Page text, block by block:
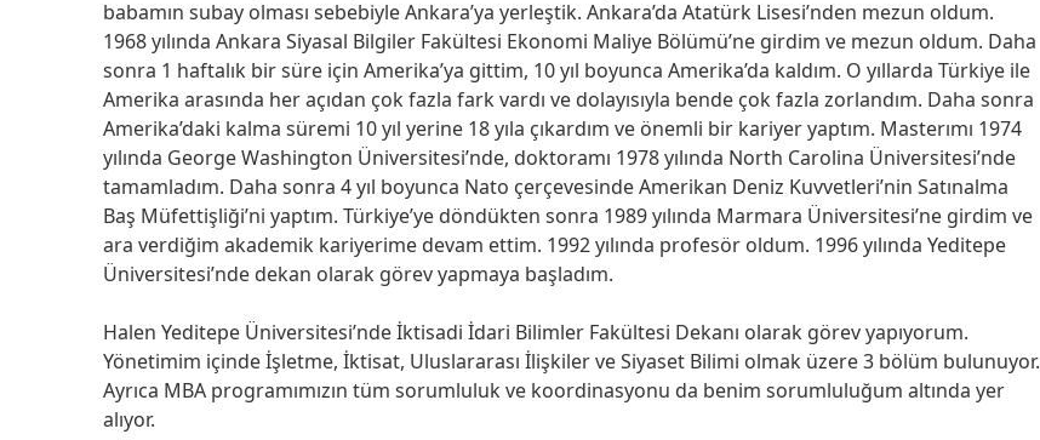
babamın subay olması sebebiyle Ankara’ya yerleştik. Ankara’da Atatürk Lisesi’nden mezun oldum.
1968 yılında Ankara Siyasal Bilgiler Fakültesi Ekonomi Maliye Bölümü’ne girdim ve mezun oldum. Daha
sonra 1 haftalık bir süre için Amerika’ya gittim, 10 yıl boyunca Amerika’da kaldım. O yıllarda Türkiye ile
Amerika arasında her açıdan çok fazla fark vardı ve dolayısıyla bende çok fazla zorlandım. Daha sonra
Amerika’daki kalma süremi 10 yıl yerine 18 yıla çıkardım ve önemli bir kariyer yaptım. Masterımı 1974
yılında George Washington Üniversitesi’nde, doktoramı 1978 yılında North Carolina Üniversitesi’nde
tamamladım. Daha sonra 4 yıl boyunca Nato çerçevesinde Amerikan Deniz Kuvvetleri’nin Satınalma
Baş Müfettişliği’ni yaptım. Türkiye’ye döndükten sonra 1989 yılında Marmara Üniversitesi’ne girdim ve
ara verdiğim akademik kariyerime devam ettim. 1992 yılında profesör oldum. 1996 yılında Yeditepe
Üniversitesi’nde dekan olarak görev yapmaya başladım.
Halen Yeditepe Üniversitesi’nde İktisadi İdari Bilimler Fakültesi Dekanı olarak görev yapıyorum.
Yönetimim içinde İşletme, İktisat, Uluslararası İlişkiler ve Siyaset Bilimi olmak üzere 3 bölüm bulunuyor.
Ayrıca MBA programımızın tüm sorumluluk ve koordinasyonu da benim sorumluluğum altında yer
alıyor.